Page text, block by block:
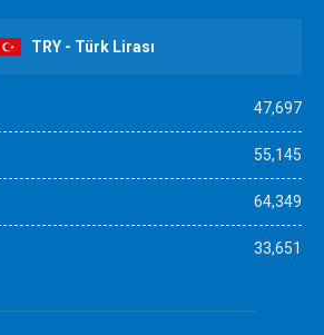
TRY - Türk Lirası
47,697
55,145
64,349
33,651